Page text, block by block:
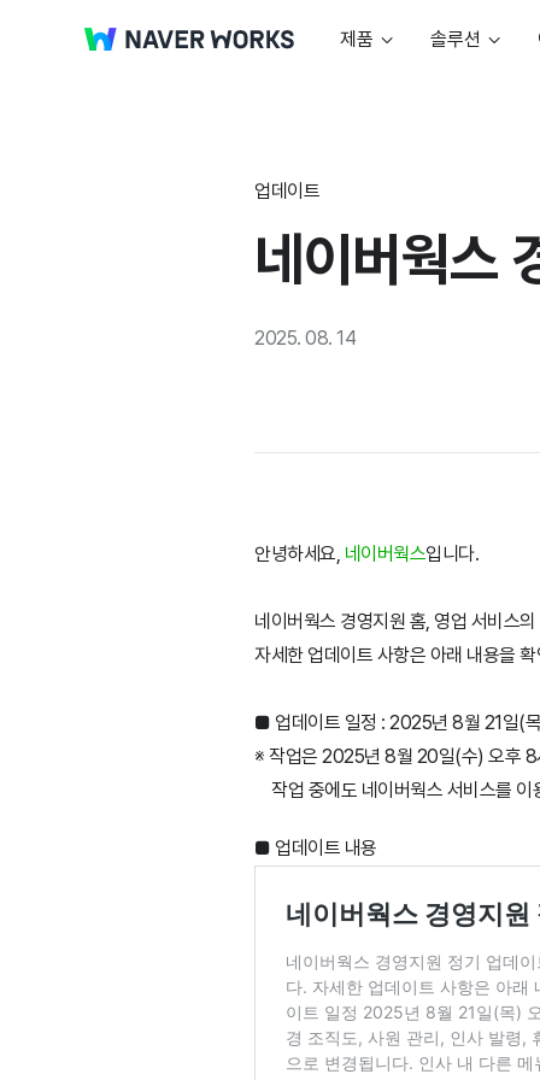
제품 솔루션
업데이트
네이버웍스
2025. 08. 14
안녕하세요, 네이버웍스입니다.
네이버웍스 경영지원 홈, 영업 서비스
자세한 업데이트 사항은 아래 내용을
■ 업데이트 일정 : 2025년 8월 21일(
※ 작업은 2025년 8월 20일(수) 오후 8
작업 중에도 네이버웍스 서비스를 이
■ 업데이트 내용